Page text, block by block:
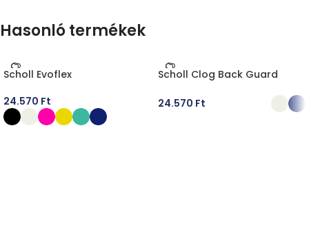
Hasonló termékek
Scholl Evoflex
24.570 Ft
Scholl Clog Back Guard
24.570 Ft